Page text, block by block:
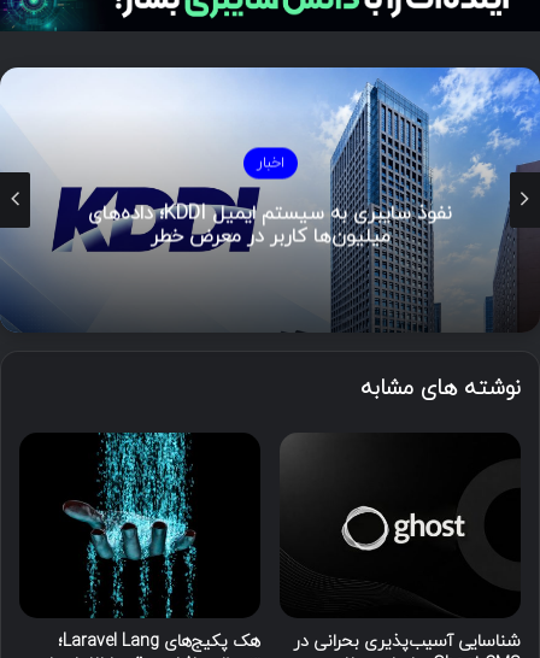
اخبار
نفوذ سایبری به سیستم ایمیل KDDI؛ داده‌های
میلیون‌ها کاربر در معرض خطر
نوشته های مشابه
شناسایی آسیب‌پذیری بحرانی در
هک پکیج‌های Laravel Lang؛